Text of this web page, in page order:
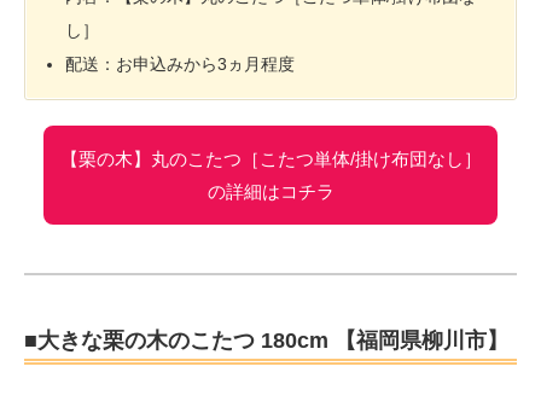
し］
配送：お申込みから3ヵ月程度
【栗の木】丸のこたつ［こたつ単体/掛け布団なし］
の詳細はコチラ
■大きな栗の木のこたつ 180cm 【福岡県柳川市】